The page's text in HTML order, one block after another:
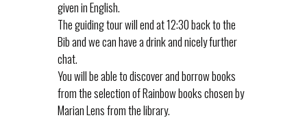
given in English.
The guiding tour will end at 12:30 back to the
Bib and we can have a drink and nicely further
chat.
You will be able to discover and borrow books
from the selection of Rainbow books chosen by
Marian Lens from the library.